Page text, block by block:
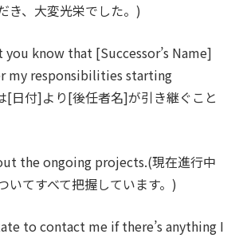
き、大変光栄でした。)
you know that [Successor’s Name]
my responsibilities starting
[日付]より[後任者名]が引き継ぐこと
the ongoing projects.(現在進行中
いてすべて把握しています。)
to contact me if there’s anything I